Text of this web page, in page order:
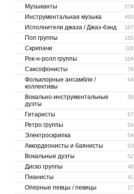
574
Музыканты
493
Инструментальная музыка
187
Исполнители джаза / Джаз-бэнд
155
Поп группы
118
Скрипачи
104
Рок-н-ролл группы
76
Саксофонисты
64
Фольклорные ансамбли /
коллективы
58
Вокально-инструментальные
дуэты
57
Гитаристы
54
Ретро группы
54
Электроскрипка
53
Аккордеонисты и баянисты
52
Вокальные дуэты
48
Диско группы
41
Пианисты
27
Оперные певцы / певицы